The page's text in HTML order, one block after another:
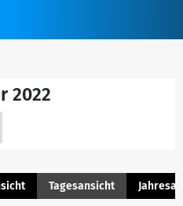
2022
Tagesansicht